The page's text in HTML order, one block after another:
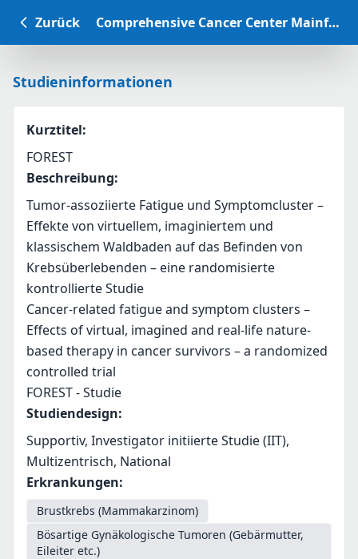
Zurück Comprehensive Cancer Center Mainfranken Studiendatenbank
Studieninformationen
Kurztitel:
FOREST
Beschreibung:
Tumor-assoziierte Fatigue und Symptomcluster –
Effekte von virtuellem, imaginiertem und
klassischem Waldbaden auf das Befinden von
Krebsüberlebenden – eine randomisierte
kontrollierte Studie
Cancer-related fatigue and symptom clusters –
Effects of virtual, imagined and real-life nature-
based therapy in cancer survivors – a randomized
controlled trial
FOREST - Studie
Studiendesign:
Supportiv, Investigator initiierte Studie (IIT),
Multizentrisch, National
Erkrankungen:
Brustkrebs (Mammakarzinom)
Bösartige Gynäkologische Tumoren (Gebärmutter,
Eileiter etc.)